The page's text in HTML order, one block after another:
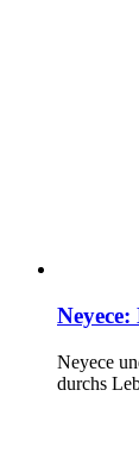
Neyece
durchs